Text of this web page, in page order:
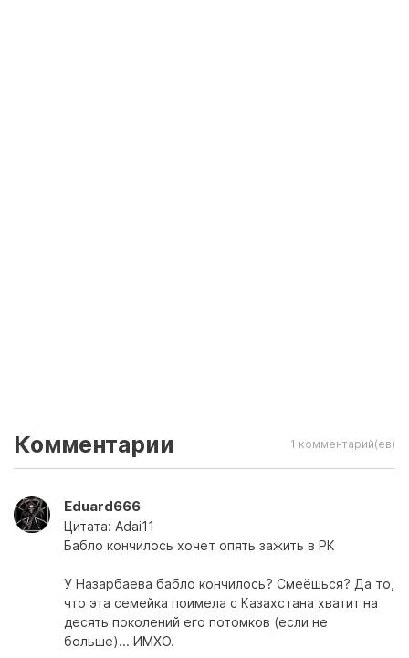
Комментарии 1 комментарий(ев)
Eduard666
Цитата: Adai11
Бабло кончилось хочет опять зажить в РК
У Назарбаева бабло кончилось? Смеёшься? Да то,
что эта семейка поимела с Казахстана хватит на
десять поколений его потомков (если не
больше)... ИМХО.